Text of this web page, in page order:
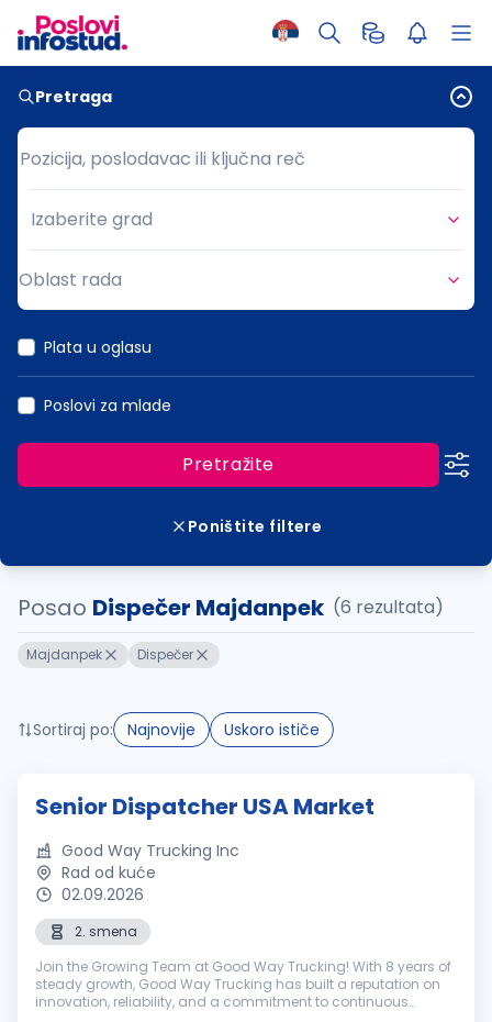
Pretraga
Pozicija, poslodavac ili ključna reč
Pozicija, poslodavac ili ključna reč
Grad
Izaberite grad
Oblast rada
Plata u oglasu
Poslovi za mlade
Pretražite
Poništite filtere
Posao Dispečer Majdanpek (6 rezultata)
Majdanpek Dispečer
Sortiraj po: Najnovije Uskoro ističe
Senior Dispatcher USA Market
Good Way Trucking Inc
Rad od kuće
02.09.2026
2. smena
Join the Growing Team at Good Way Trucking! With 8 years of
steady growth, Good Way Trucking has built a reputation on
innovation, reliability, and a commitment to continuous